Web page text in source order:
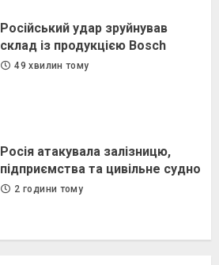
Російський удар зруйнував
склад із продукцією Bosch
49 хвилин тому
Росія атакувала залізницю,
підприємства та цивільне судно
2 години тому